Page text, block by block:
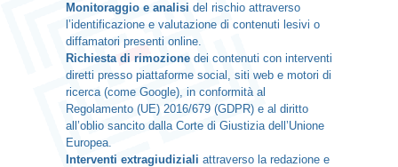
Monitoraggio e analisi del rischio attraverso
l’identificazione e valutazione di contenuti lesivi o
diffamatori presenti online.
Richiesta di rimozione dei contenuti con interventi
diretti presso piattaforme social, siti web e motori di
ricerca (come Google), in conformità al
Regolamento (UE) 2016/679 (GDPR) e al diritto
all’oblio sancito dalla Corte di Giustizia dell’Unione
Europea.
Interventi extragiudiziali attraverso la redazione e